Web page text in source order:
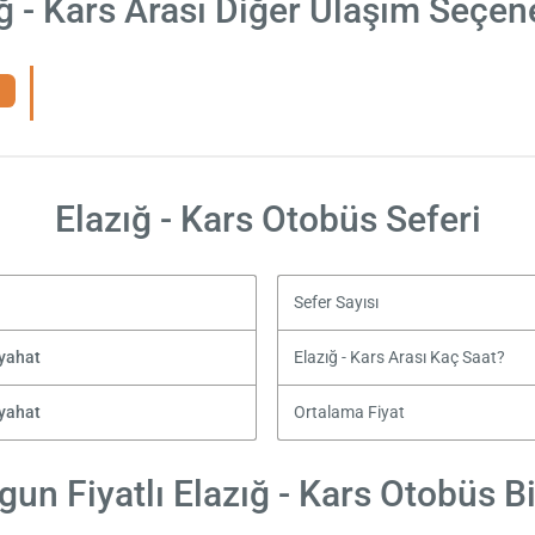
- Kars Arası Diğer Ulaşım
Elazığ - Kars Otobüs Seferi
Sefer Sayısı
Elazığ - Kars Arası Kaç Saat?
Ortalama Fiyat
Fiyatlı Elazığ - Kars Otobüs